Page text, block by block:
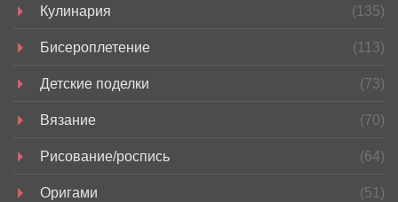
Кулинария (135)
Бисероплетение (113)
Детские поделки (73)
Вязание (70)
Рисование/роспись (64)
Оригами (51)